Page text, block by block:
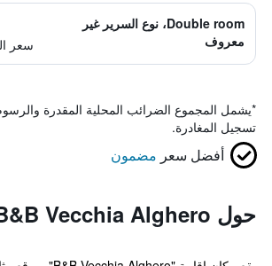
Double room، نوع السرير غير
معروف
سعر
*يشمل المجموع الضرائب المحلية المقدرة
تسجيل المغادرة.
أفضل سعر مضمون
حول B&B Vecchia Alghero